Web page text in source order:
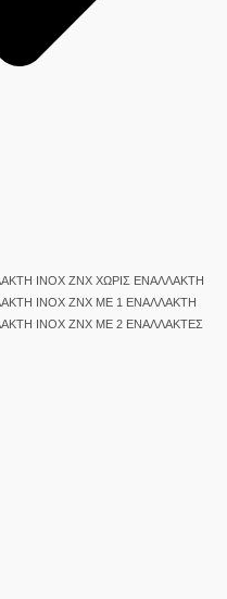
INOX ΖΝΧ ΧΩΡΙΣ ΕΝΑΛΛΑΚΤΗ
INOX ΖΝΧ ΜΕ 1 ΕΝΑΛΛΑΚΤΗ
INOX ΖΝΧ ΜΕ 2 ΕΝΑΛΛΑΚΤΕΣ